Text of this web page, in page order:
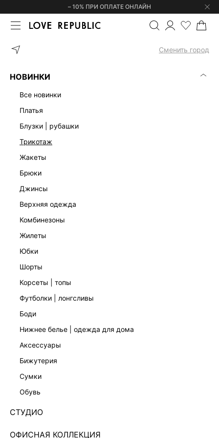
– 10% ПРИ ОПЛАТЕ ОНЛАЙН
Сменить город
НОВИНКИ
все новинки
платья
блузки | рубашки
трикотаж
жакеты
брюки
джинсы
верхняя одежда
комбинезоны
жилеты
юбки
шорты
корсеты | топы
футболки | лонгсливы
боди
нижнее белье | одежда для дома
аксессуары
бижутерия
сумки
обувь
СТУДИО
ОФИСНАЯ КОЛЛЕКЦИЯ
ГЛАВНАЯ ЛОНГСЛИВ С
ЭКСКЛЮЗИВНО ОНЛАЙН
ЛОНГСЛИВ С АСИММЕТРИЧНЫМ ВЫРЕЗОМ
5451116337-50
3 999 ₽-50%
500 ₽ x 4 платежа с Подели
ЦВЕТ:ЧЕРНЫЙ/ЧЕРНЫЙ